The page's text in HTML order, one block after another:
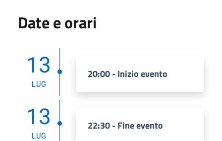
Date e orari
13
LUG
20:00 - Inizio evento
13
LUG
22:30 - Fine evento